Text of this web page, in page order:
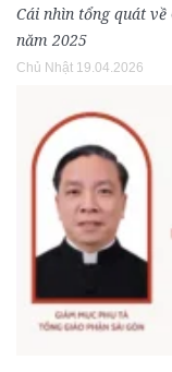
Cái nhìn tổng quát
năm 2025
Chủ Nhật 19.04.2026